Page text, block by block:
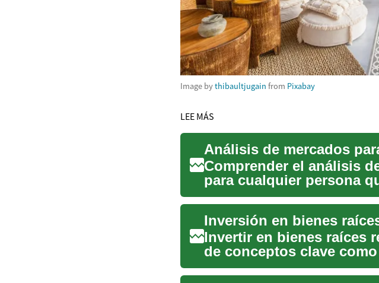
Image bythibaultjugain from Pixabay
LEE MÁS
Análisis de mercados
Comprender el análisis
para cualquier persona
inversiones y asegu...
Invertir en bienes raíces
de conceptos clave
riesgo. Ant...